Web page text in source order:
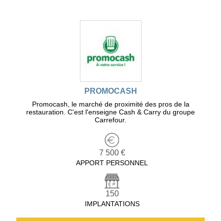
PROMOCASH
Promocash, le marché de proximité des pros de la
restauration. C'est l'enseigne Cash & Carry du groupe
Carrefour.
7 500 €
APPORT PERSONNEL
150
IMPLANTATIONS